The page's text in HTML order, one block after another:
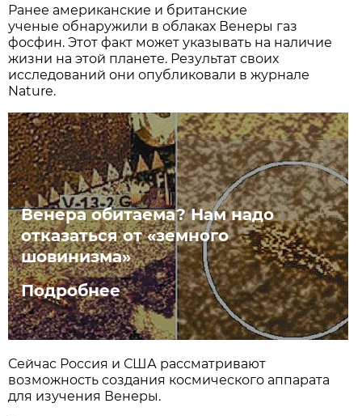
Ранее американские и британские
ученые обнаружили в облаках Венеры газ
фосфин. Этот факт может указывать на наличие
жизни на этой планете. Результат своих
исследований они опубликовали в журнале
Nature.
Венера обитаема? Нам надо
отказаться от «земного
шовинизма»
Подробнее
Сейчас Россия и США рассматривают
возможность создания космического аппарата
для изучения Венеры.